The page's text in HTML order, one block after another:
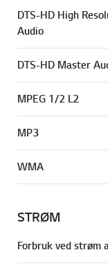
DTS-HD High
Audio
DTS-HD Master
MPEG 1/2 L2
MP3
WMA
STRØM
Forbruk ved strøm